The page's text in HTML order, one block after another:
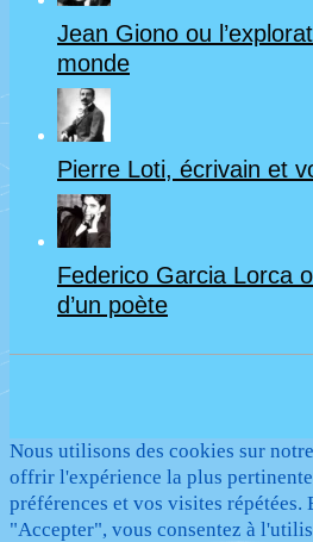
Jean Giono ou
monde
Pierre Loti, écrivain et
Federico Garcia Lorca
d’un poète
Nous utilisons des cookies sur
offrir l'expérience la plus
préférences et vos visites répétées.
"Accepter", vous consentez à